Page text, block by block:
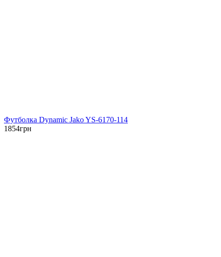
Футболка Dynamic Jako YS-6170-114
1854грн